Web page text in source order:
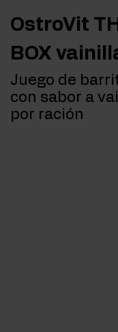
OstroVit
BOX
Juego de
con sabor a
por ración